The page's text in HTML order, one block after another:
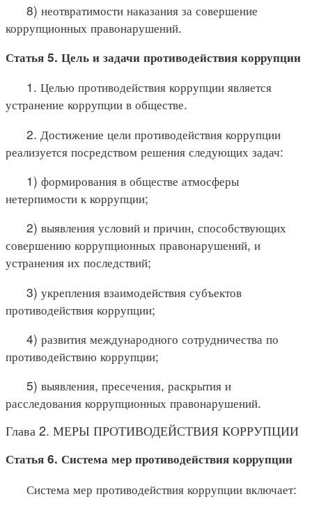
8) неотвратимости наказания за совершение
коррупционных правонарушений.
Статья 5. Цель и задачи противодействия коррупции
1. Целью противодействия коррупции является
устранение коррупции в обществе.
2. Достижение цели противодействия коррупции
реализуется посредством решения следующих задач:
1) формирования в обществе атмосферы
нетерпимости к коррупции;
2) выявления условий и причин, способствующих
совершению коррупционных правонарушений, и
устранения их последствий;
3) укрепления взаимодействия субъектов
противодействия коррупции;
4) развития международного сотрудничества по
противодействию коррупции;
5) выявления, пресечения, раскрытия и
расследования коррупционных правонарушений.
Глава 2. МЕРЫ ПРОТИВОДЕЙСТВИЯ КОРРУПЦИИ
Статья 6. Система мер противодействия коррупции
Система мер противодействия коррупции включает: